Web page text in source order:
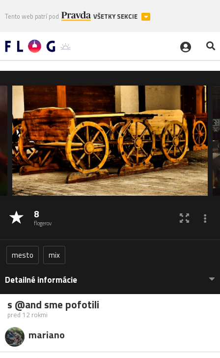
Tento web patrí pod VŠETKY SEKCIE
8
flogerov
mesto mix
Detailné informácie
s @and sme pofotili
pred 12 rokmi
mariano